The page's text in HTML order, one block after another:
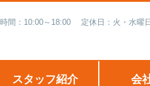
間：10:00～18:00 定休日：火・水曜
スタッフ紹介 会